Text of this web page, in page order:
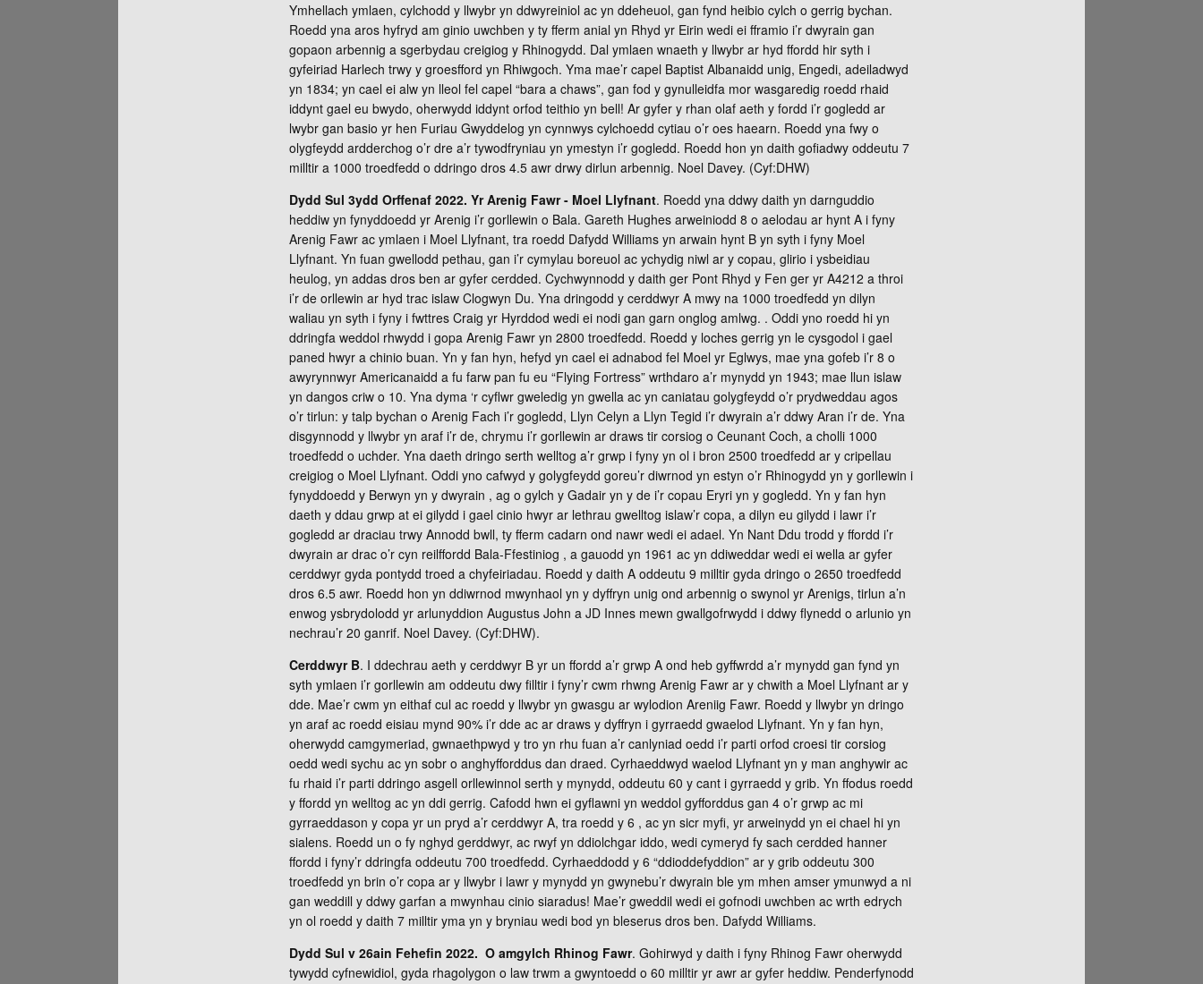
Ymhellach ymlaen, cylchodd y llwybr yn ddwyreiniol ac yn ddeheuol, gan fynd heibio cylch o gerrig bychan.
Roedd yna aros hyfryd am ginio uwchben y ty fferm anial yn Rhyd yr Eirin wedi ei fframio i’r dwyrain gan
gopaon arbennig a sgerbydau creigiog y Rhinogydd. Dal ymlaen wnaeth y llwybr ar hyd ffordd hir syth i
gyfeiriad Harlech trwy y groesfford yn Rhiwgoch. Yma mae’r capel Baptist Albanaidd unig, Engedi, adeiladwyd
yn 1834; yn cael ei alw yn lleol fel capel “bara a chaws”, gan fod y gynulleidfa mor wasgaredig roedd rhaid
iddynt gael eu bwydo, oherwydd iddynt orfod teithio yn bell! Ar gyfer y rhan olaf aeth y fordd i’r gogledd ar
lwybr gan basio yr hen Furiau Gwyddelog yn cynnwys cylchoedd cytiau o’r oes haearn. Roedd yna fwy o
olygfeydd ardderchog o’r dre a’r tywodfryniau yn ymestyn i’r gogledd. Roedd hon yn daith gofiadwy oddeutu 7
milltir a 1000 troedfedd o ddringo dros 4.5 awr drwy dirlun arbennig. Noel Davey. (Cyf:DHW)
Dydd Sul 3ydd Orffenaf 2022. Yr Arenig Fawr - Moel Llyfnant. Roedd yna ddwy daith yn darnguddio
heddiw yn fynyddoedd yr Arenig i’r gorllewin o Bala. Gareth Hughes arweiniodd 8 o aelodau ar hynt A i fyny
Arenig Fawr ac ymlaen i Moel Llyfnant, tra roedd Dafydd Williams yn arwain hynt B yn syth i fyny Moel
Llyfnant. Yn fuan gwellodd pethau, gan i’r cymylau boreuol ac ychydig niwl ar y copau, glirio i ysbeidiau
heulog, yn addas dros ben ar gyfer cerdded. Cychwynnodd y daith ger Pont Rhyd y Fen ger yr A4212 a throi
i’r de orllewin ar hyd trac islaw Clogwyn Du. Yna dringodd y cerddwyr A mwy na 1000 troedfedd yn dilyn
waliau yn syth i fyny i fwttres Craig yr Hyrddod wedi ei nodi gan garn onglog amlwg. . Oddi yno roedd hi yn
ddringfa weddol rhwydd i gopa Arenig Fawr yn 2800 troedfedd. Roedd y loches gerrig yn le cysgodol i gael
paned hwyr a chinio buan. Yn y fan hyn, hefyd yn cael ei adnabod fel Moel yr Eglwys, mae yna gofeb i’r 8 o
awyrynnwyr Americanaidd a fu farw pan fu eu “Flying Fortress” wrthdaro a’r mynydd yn 1943; mae llun islaw
yn dangos criw o 10. Yna dyma ‘r cyflwr gweledig yn gwella ac yn caniatau golygfeydd o’r prydweddau agos
o’r tirlun: y talp bychan o Arenig Fach i’r gogledd, Llyn Celyn a Llyn Tegid i’r dwyrain a’r ddwy Aran i’r de. Yna
disgynnodd y llwybr yn araf i’r de, chrymu i’r gorllewin ar draws tir corsiog o Ceunant Coch, a cholli 1000
troedfedd o uchder. Yna daeth dringo serth welltog a’r grwp i fyny yn ol i bron 2500 troedfedd ar y cripellau
creigiog o Moel Llyfnant. Oddi yno cafwyd y golygfeydd goreu’r diwrnod yn estyn o’r Rhinogydd yn y gorllewin i
fynyddoedd y Berwyn yn y dwyrain , ag o gylch y Gadair yn y de i’r copau Eryri yn y gogledd. Yn y fan hyn
daeth y ddau grwp at ei gilydd i gael cinio hwyr ar lethrau gwelltog islaw’r copa, a dilyn eu gilydd i lawr i’r
gogledd ar draciau trwy Annodd bwll, ty fferm cadarn ond nawr wedi ei adael. Yn Nant Ddu trodd y ffordd i’r
dwyrain ar drac o’r cyn reilffordd Bala-Ffestiniog , a gauodd yn 1961 ac yn ddiweddar wedi ei wella ar gyfer
cerddwyr gyda pontydd troed a chyfeiriadau. Roedd y daith A oddeutu 9 milltir gyda dringo o 2650 troedfedd
dros 6.5 awr. Roedd hon yn ddiwrnod mwynhaol yn y dyffryn unig ond arbennig o swynol yr Arenigs, tirlun a’n
enwog ysbrydolodd yr arlunyddion Augustus John a JD Innes mewn gwallgofrwydd i ddwy flynedd o arlunio yn
nechrau’r 20 ganrif. Noel Davey. (Cyf:DHW).
Cerddwyr B. I ddechrau aeth y cerddwyr B yr un ffordd a’r grwp A ond heb gyffwrdd a’r mynydd gan fynd yn
syth ymlaen i’r gorllewin am oddeutu dwy filltir i fyny’r cwm rhwng Arenig Fawr ar y chwith a Moel Llyfnant ar y
dde. Mae’r cwm yn eithaf cul ac roedd y llwybr yn gwasgu ar wylodion Areniig Fawr. Roedd y llwybr yn dringo
yn araf ac roedd eisiau mynd 90% i’r dde ac ar draws y dyffryn i gyrraedd gwaelod Llyfnant. Yn y fan hyn,
oherwydd camgymeriad, gwnaethpwyd y tro yn rhu fuan a’r canlyniad oedd i’r parti orfod croesi tir corsiog
oedd wedi sychu ac yn sobr o anghyfforddus dan draed. Cyrhaeddwyd waelod Llyfnant yn y man anghywir ac
fu rhaid i’r parti ddringo asgell orllewinnol serth y mynydd, oddeutu 60 y cant i gyrraedd y grib. Yn ffodus roedd
y ffordd yn welltog ac yn ddi gerrig. Cafodd hwn ei gyflawni yn weddol gyfforddus gan 4 o’r grwp ac mi
gyrraeddason y copa yr un pryd a’r cerddwyr A, tra roedd y 6 , ac yn sicr myfi, yr arweinydd yn ei chael hi yn
sialens. Roedd un o fy nghyd gerddwyr, ac rwyf yn ddiolchgar iddo, wedi cymeryd fy sach cerdded hanner
ffordd i fyny’r ddringfa oddeutu 700 troedfedd. Cyrhaeddodd y 6 “ddioddefyddion” ar y grib oddeutu 300
troedfedd yn brin o’r copa ar y llwybr i lawr y mynydd yn gwynebu’r dwyrain ble ym mhen amser ymunwyd a ni
gan weddill y ddwy garfan a mwynhau cinio siaradus! Mae’r gweddil wedi ei gofnodi uwchben ac wrth edrych
yn ol roedd y daith 7 milltir yma yn y bryniau wedi bod yn bleserus dros ben. Dafydd Williams.
Dydd Sul v 26ain Fehefin 2022. O amgylch Rhinog Fawr. Gohirwyd y daith i fyny Rhinog Fawr oherwydd
tywydd cyfnewidiol, gyda rhagolygon o law trwm a gwyntoedd o 60 milltir yr awr ar gyfer heddiw. Penderfynodd